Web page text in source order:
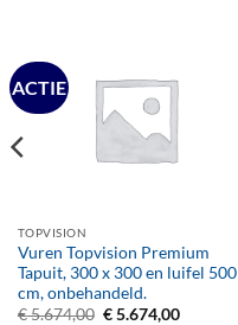
ACTIE
TOPVISION
Vuren Topvision Premium
Tapuit, 300 x 300 en luifel 500
cm, onbehandeld.
€5.674,00 Oorspronkelijke
€5.674,00Huidige